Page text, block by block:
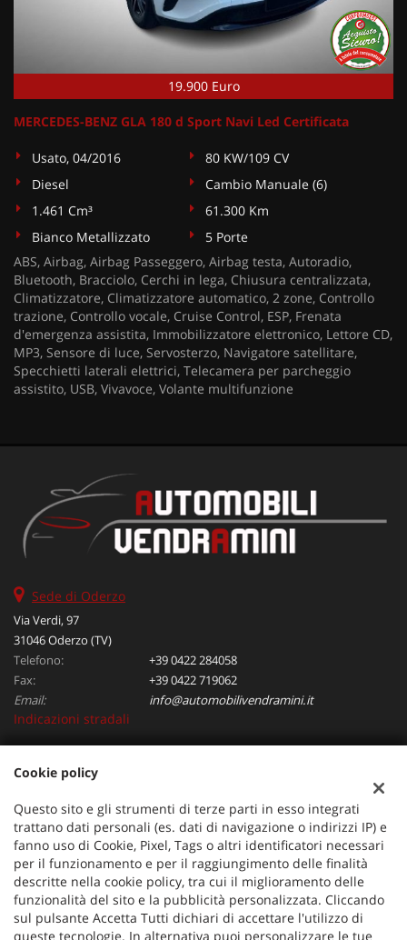
19.900 Euro
MERCEDES-BENZ GLA 180 d Sport Navi Led Certificata
Usato, 04/2016
80 KW/109 CV
Diesel
Cambio Manuale (6)
1.461 Cm³
61.300 Km
Bianco Metallizzato
5 Porte
ABS, Airbag, Airbag Passeggero, Airbag testa, Autoradio,
Bluetooth, Bracciolo, Cerchi in lega, Chiusura centralizzata,
Climatizzatore, Climatizzatore automatico, 2 zone, Controllo
trazione, Controllo vocale, Cruise Control, ESP, Frenata
d'emergenza assistita, Immobilizzatore elettronico, Lettore CD,
MP3, Sensore di luce, Servosterzo, Navigatore satellitare,
Specchietti laterali elettrici, Telecamera per parcheggio
assistito, USB, Vivavoce, Volante multifunzione
Sede di Oderzo
Via Verdi, 97
31046 Oderzo (TV)
Telefono:
+39 0422 284058
Fax:
+39 0422 719062
Email:
info@automobilivendramini.it
Indicazioni stradali
Dati fiscali:
Automobili Vendramini srl
Via Verdi, 97, Oderzo (TV)
C.F/P.IVA:04823130267
Registro delle imprese:TV
Cookie policy
Questo sito e gli strumenti di terze parti in esso integrati
trattano dati personali (es. dati di navigazione o indirizzi IP) e
fanno uso di Cookie, Pixel, Tags o altri identificatori necessari
per il funzionamento e per il raggiungimento delle finalità
descritte nella cookie policy, tra cui il miglioramento delle
funzionalità del sito e la pubblicità personalizzata. Cliccando
sul pulsante Accetta Tutti dichiari di accettare l'utilizzo di
queste tecnologie. In alternativa puoi personalizzare le tue